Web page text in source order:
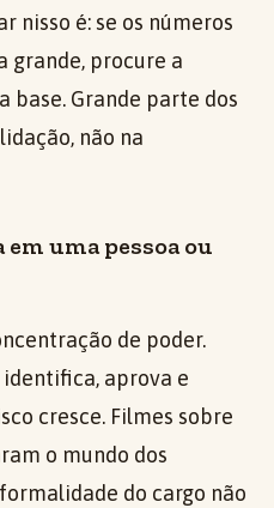
nisso é: se os números
grande, procure a
base. Grande parte dos
não na
em uma pessoa ou
de poder.
identifica, aprova e
cresce. Filmes sobre
o mundo dos
do cargo não